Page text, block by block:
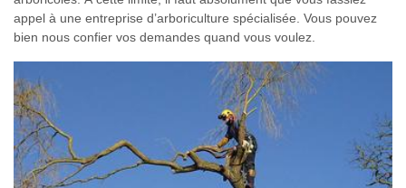
appel à une entreprise d’arboriculture spécialisée. Vous pouvez
bien nous confier vos demandes quand vous voulez.